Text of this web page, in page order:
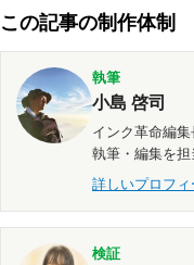
この記事の制作体制
執筆
小島 啓司
インク革命編
執筆・編集を担
詳しいプロフィ
検証